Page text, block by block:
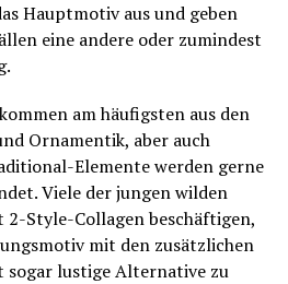
Hauptmotiv aus und geben
eine andere oder zumindest
am häufigsten aus den
Ornamentik, aber auch
Elemente werden gerne
Viele der jungen wilden
2-Style-Collagen beschäftigen,
mit den zusätzlichen
sogar lustige Alternative zu